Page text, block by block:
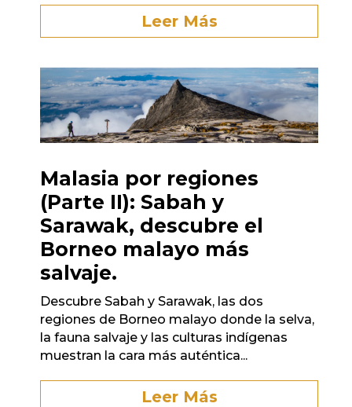
Leer Más
Malasia por regiones
(Parte II): Sabah y
Sarawak, descubre el
Borneo malayo más
salvaje.
Descubre Sabah y Sarawak, las dos
regiones de Borneo malayo donde la selva,
la fauna salvaje y las culturas indígenas
muestran la cara más auténtica...
Leer Más